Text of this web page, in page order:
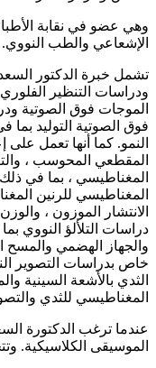
وهي عضو في نقابة
الإشعاعي والطب النووي.
تشمل خبرة الدكتور
ودراسات التنظير
الموجات فوق الصوتية
فوق الصوتية التوليد
النمو. كما أنها تعمل
المقطعي المحوسب ،
المغناطيسي ، بما في ذلك
المغناطيسي للرنين
الانتشار الموزون ،
دراسات التلألؤ النووي
والجهاز الهضمي والمسح
خاص بدراسات التصوير
الثدي بالأشعة السينية
المغناطيسي للثدي
عندما ترغب الدكتورة
الموسيقى الكلاسيكية.